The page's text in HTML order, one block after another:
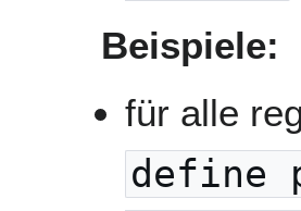
Beispiele:
für alle
define